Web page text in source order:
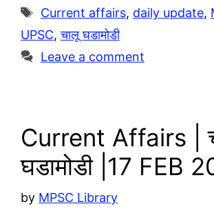
r
a
m
s
A
p
y
L
i
a
r
e
Tags
Current affairs, daily update,
UPSC,चालू घडामोडी
Leave a comment
Current Affairs |
घडामोडी |17 FEB
by MPSC Library